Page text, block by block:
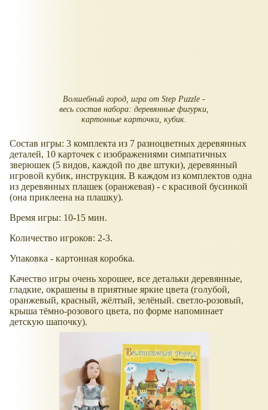
Волшебный город, игра от Step Puzzle -
весь состав набора: деревянные фигурки,
картонные карточки, кубик.
Состав игры: 3 комплекта из 7 разноцветных деревянных
деталей, 10 карточек с изображениями симпатичных
зверюшек (5 видов, каждой по две штуки), деревянный
игровой кубик, инструкция. В каждом из комплектов одна
из деревянных плашек (оранжевая) - с красивой бусинкой
(она приклеена на плашку).
Время игры: 10-15 мин.
Количество игроков: 2-3.
Упаковка - картонная коробка.
Качество игры очень хорошее, все детальки деревянные,
гладкие, окрашены в приятные яркие цвета (голубой,
оранжевый, красный, жёлтый, зелёный. светло-розовый,
крыша тёмно-розового цвета, по форме напоминает
детскую шапочку).